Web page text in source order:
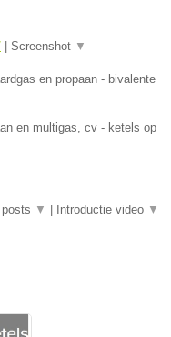
Screenshot ▼
en propaan - bivalente
en multigas, cv - ketels op
▼ Introductie video ▼